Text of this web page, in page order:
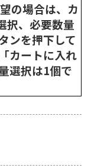
の場合は、カ
択、必要数量
ンを押下して
カートに入れ
選択は1個で